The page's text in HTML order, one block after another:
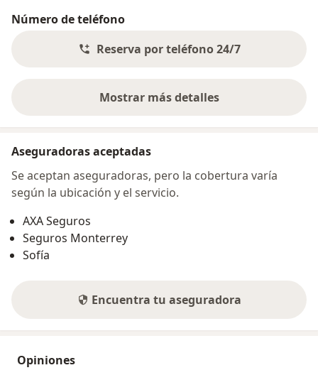
Número de teléfono
Reserva por teléfono 24/7
Mostrar más detalles
sobre la dirección
Aseguradoras aceptadas
Se aceptan aseguradoras, pero la cobertura varía
según la ubicación y el servicio.
AXA Seguros
Seguros Monterrey
Sofía
Encuentra tu aseguradora
Opiniones